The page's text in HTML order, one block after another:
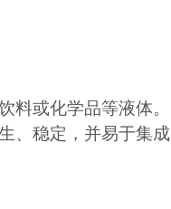
料或化学品等液体。
、稳定，并易于集成